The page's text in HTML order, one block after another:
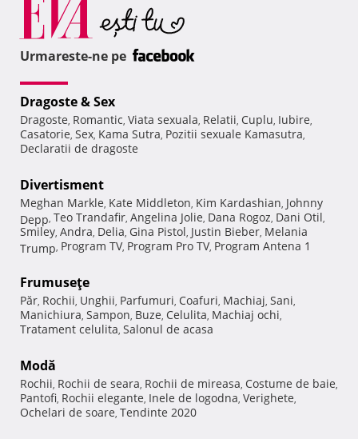
Urmareste-ne pe
Dragoste & Sex
Dragoste, Romantic, Viata sexuala, Relatii, Cuplu, Iubire,
Casatorie, Sex, Kama Sutra, Pozitii sexuale Kamasutra,
Declaratii de dragoste
Divertisment
Meghan Markle, Kate Middleton, Kim Kardashian, Johnny
Depp, Teo Trandafir, Angelina Jolie, Dana Rogoz, Dani Otil,
Smiley, Andra, Delia, Gina Pistol, Justin Bieber, Melania
Trump, Program TV, Program Pro TV, Program Antena 1
Frumuseţe
Păr, Rochii, Unghii, Parfumuri, Coafuri, Machiaj, Sani,
Manichiura, Sampon, Buze, Celulita, Machiaj ochi,
Tratament celulita, Salonul de acasa
Modă
Rochii, Rochii de seara, Rochii de mireasa, Costume de baie,
Pantofi, Rochii elegante, Inele de logodna, Verighete,
Ochelari de soare, Tendinte 2020